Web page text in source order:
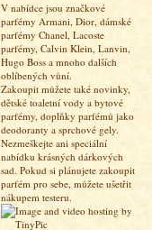
V nabídce jsou značkové
parfémy Armani, Dior, dámské
parfémy Chanel, Lacoste
parfémy, Calvin Klein, Lanvin,
Hugo Boss a mnoho dalších
oblíbených vůní.
Zakoupit můžete také novinky,
dětské toaletní vody a bytové
parfémy, doplňky parfémů jako
deodoranty a sprchové gely.
Nezmeškejte ani speciální
nabídku krásných dárkových
sad. Pokud si plánujete zakoupit
parfém pro sebe, můžete ušetřit
nákupem testeru.